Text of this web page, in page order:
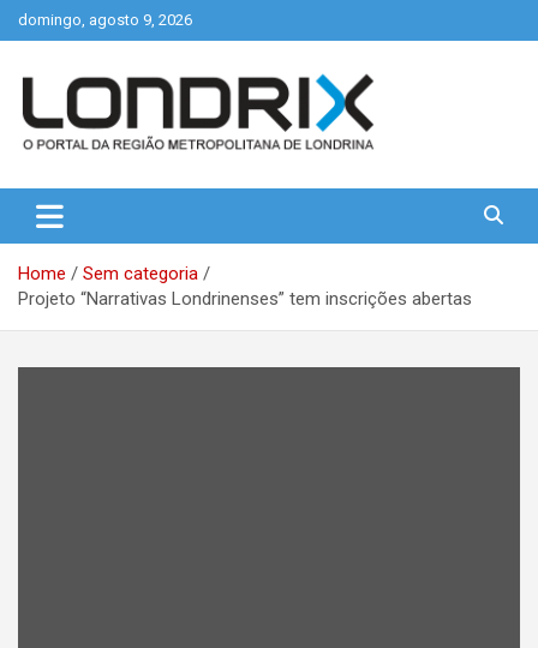
Skip
to
domingo, agosto 9, 2026
Londrix
Home
Sem categoria
Projeto “Narrativas Londrinenses” tem inscrições abertas